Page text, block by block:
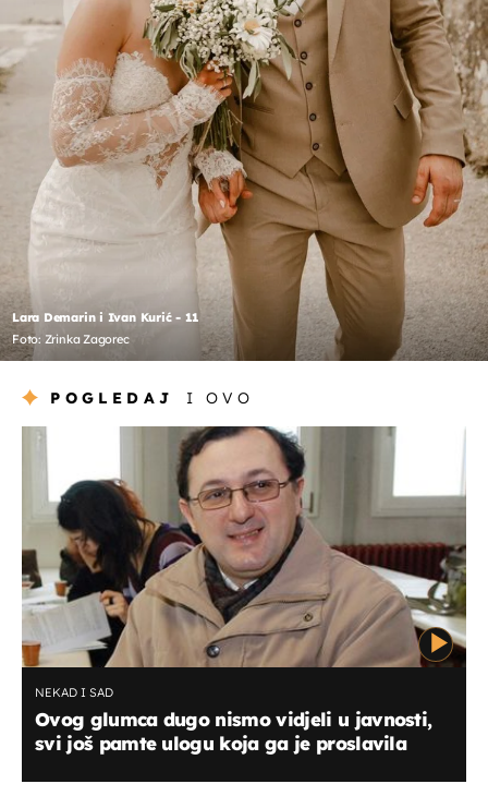
Lara Demarin i Ivan Kurić - 11
Foto: Zrinka Zagorec
POGLEDAJ I OVO
NEKAD I SAD
Ovog glumca dugo nismo vidjeli u javnosti,
svi još pamte ulogu koja ga je proslavila